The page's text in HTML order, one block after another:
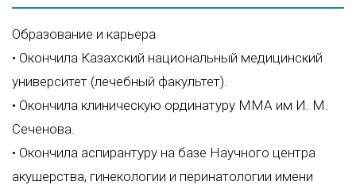
Образование и карьера
• Окончила Казахский национальный медицинский
университет (лечебный факультет).
• Окончила клиническую ординатуру ММА им И. М.
Сеченова.
• Окончила аспирантуру на базе Научного центра
акушерства, гинекологии и перинатологии имени